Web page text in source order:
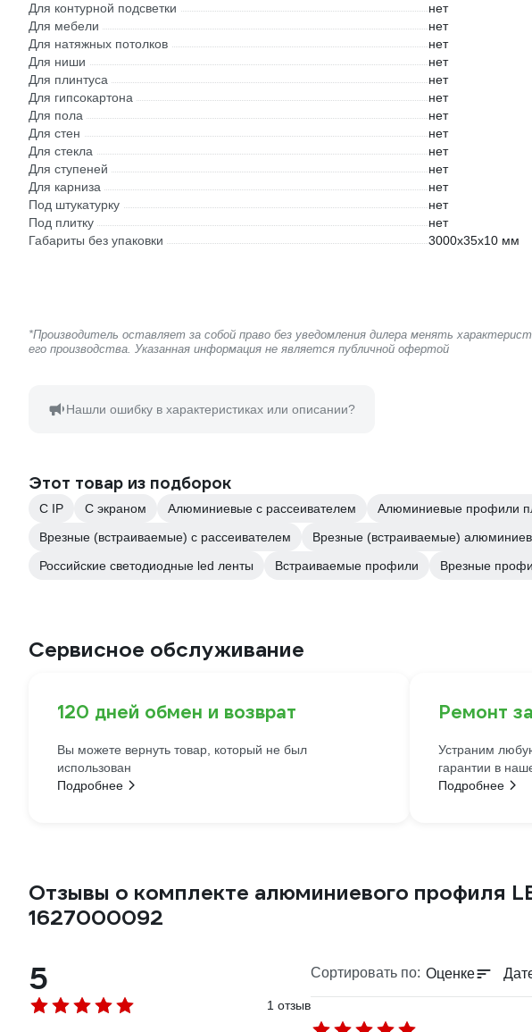
Для контурной подсветки
нет
Для мебели
нет
Для натяжных потолков
нет
Для ниши
нет
Для плинтуса
нет
Для гипсокартона
нет
Для пола
нет
Для стен
нет
Для стекла
нет
Для ступеней
нет
Для карниза
нет
Под штукатурку
нет
Под плитку
нет
Габариты без упаковки
3000х35х10 мм
*Производитель оставляет за собой право без уведомления дилера менять
его производства. Указанная информация не является публичной офертой
Нашли ошибку в характеристиках или описании?
Этот товар из подборок
С IP С экраном Алюминиевые с рассеивателем Алюминиевые профили
Врезные (встраиваемые) с рассеивателем
Врезные (встраиваемые)
Российские светодиодные led ленты
Встраиваемые профили Врезные
Сервисное обслуживание
120 дней обмен и возврат
Вы можете вернуть товар, который не был
использован
Подробнее
Ремонт
Устраним
гарантии в
Подробнее
Отзывы о комплекте алюминиевого профиля
1627000092
5
1 отзыв
Сортировать по: Оценке